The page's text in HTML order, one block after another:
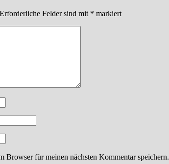
Erforderliche Felder sind mit * markiert
Browser für meinen nächsten Kommentar speichern.